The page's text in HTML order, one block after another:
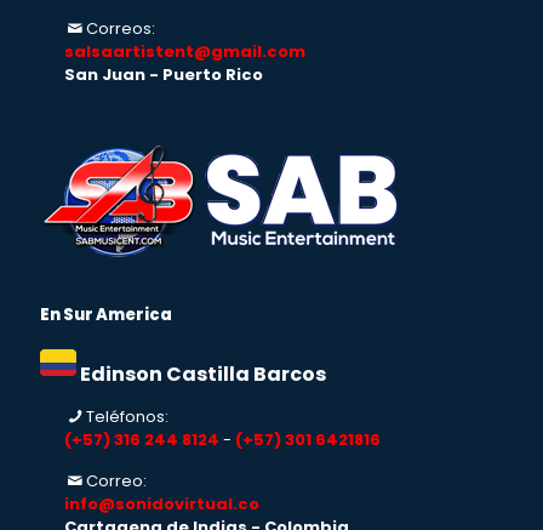
Correos:
salsaartistent@gmail.com
San Juan - Puerto Rico
En Sur America
Edinson Castilla Barcos
Teléfonos:
(+57) 316 244 8124 - (+57) 301 6421816
Correo:
info@sonidovirtual.co